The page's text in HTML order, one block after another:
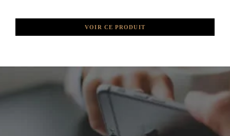
VOIR CE PRODUIT